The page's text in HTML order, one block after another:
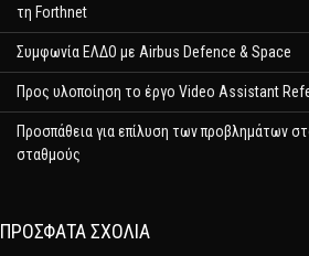
τη Forthnet
Συμφωνία ΕΛΔΟ με Airbus Defence & Space
Προς υλοποίηση το έργο Video Assistant
Προσπάθεια για επίλυση των προβλημάτων
σταθμούς
ΠΡΌΣΦΑΤΑ ΣΧΌΛΙΑ